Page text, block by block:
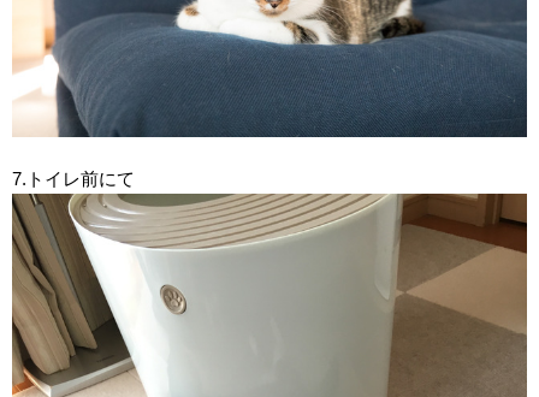
7.トイレ前にて